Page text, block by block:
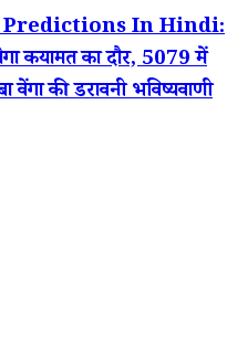
Predictions In Hindi:
कयामत का दौर, 5079 में
वेंगा की डरावनी भविष्यवाणी